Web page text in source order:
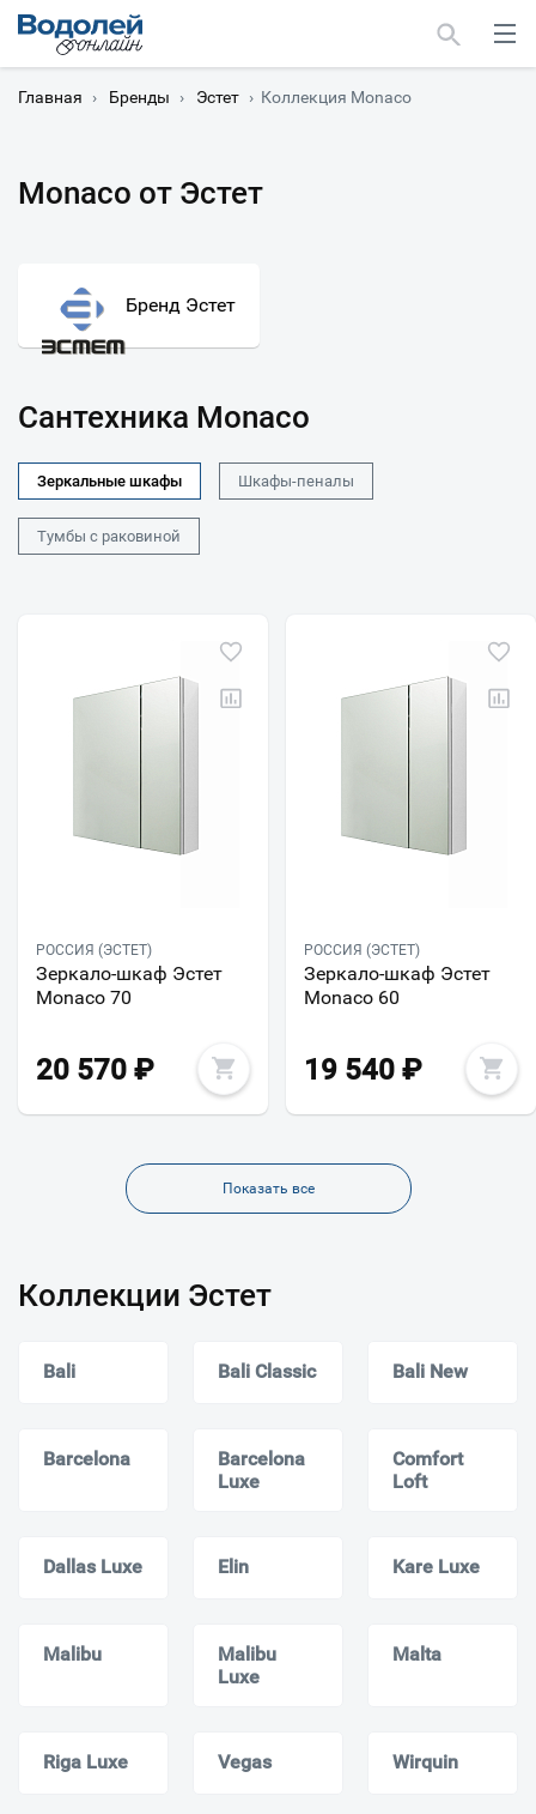
Главная › Бренды › Эстет › Коллекция Monaсo
Monaсo от Эстет
Бренд Эстет
Сантехника Monaсo
Зеркальные шкафы Шкафы-пеналы
Тумбы с раковиной
РОССИЯ (ЭСТЕТ)
Зеркало-шкаф Эстет
Monaco 70
20 570 ₽
РОССИЯ (ЭСТЕТ)
Зеркало-шкаф Эстет
Monaco 60
19 540 ₽
Показать все
Коллекции Эстет
Bali Bali Classic Bali New
Barcelona
Barcelona
Luxe
Comfort
Loft
Dallas Luxe Elin Kare Luxe
Malibu
Malibu
Luxe
Malta
Riga Luxe Vegas Wirquin